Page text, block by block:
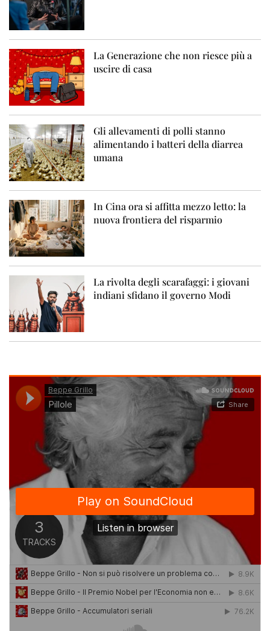
La Generazione che non riesce più a
uscire di casa
Gli allevamenti di polli stanno
alimentando i batteri della diarrea
umana
In Cina ora si affitta mezzo letto: la
nuova frontiera del risparmio
La rivolta degli scarafaggi: i giovani
indiani sfidano il governo Modi